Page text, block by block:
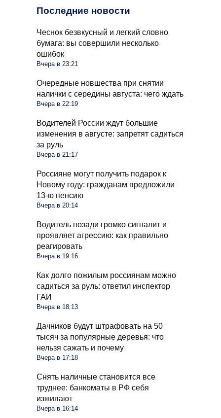
Последние новости
Чеснок безвкусный и легкий словно
бумага: вы совершили несколько
ошибок
Вчера в 23:21
Очередные новшества при снятии
налички с середины августа: чего ждать
Вчера в 22:19
Водителей России ждут большие
изменения в августе: запретят садиться
за руль
Вчера в 21:17
Россияне могут получить подарок к
Новому году: гражданам предложили
13-ю пенсию
Вчера в 20:14
Водитель позади громко сигналит и
проявляет агрессию: как правильно
реагировать
Вчера в 19:16
Как долго пожилым россиянам можно
садиться за руль: ответил инспектор
ГАИ
Вчера в 18:13
Дачников будут штрафовать на 50
тысяч за популярные деревья: что
нельзя сажать и почему
Вчера в 17:18
Снять наличные становится все
труднее: банкоматы в РФ себя
изживают
Вчера в 16:14